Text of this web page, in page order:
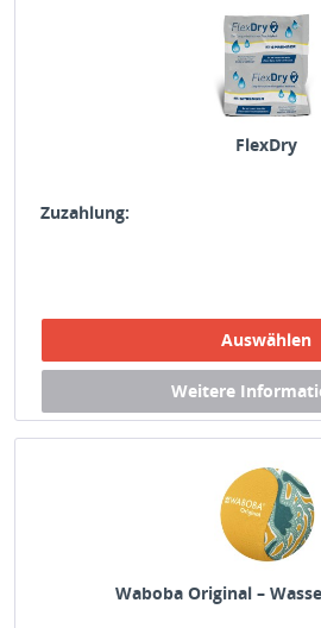
FlexDry
Zuzahlung:
Waboba Original –